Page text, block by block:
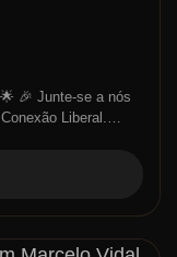
🎉 Junte-se a nós
Liberal.…